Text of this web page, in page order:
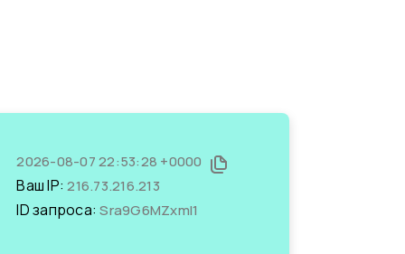
2026-08-07 22:53:28 +0000
Ваш IP:216.73.216.213
ID запроса:Sra9G6MZxmI1